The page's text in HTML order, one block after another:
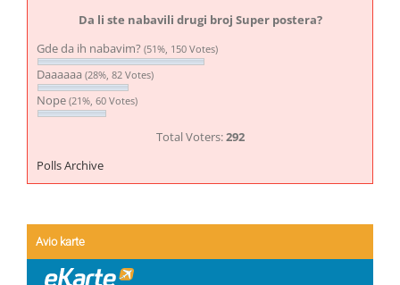
Da li ste nabavili drugi broj Super postera?
Gde da ih nabavim? (51%, 150 Votes)
Daaaaaa (28%, 82 Votes)
Nope (21%, 60 Votes)
Total Voters:292
Polls Archive
Avio karte